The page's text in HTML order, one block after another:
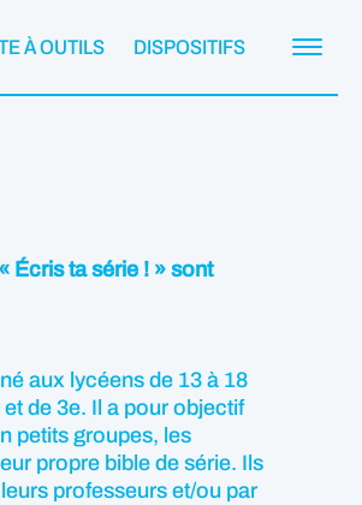
À OUTILS DISPOSITIFS
Écris ta série ! » sont
aux lycéens de 13 à 18
de 3e. Il a pour objectif
petits groupes, les
propre bible de série. Ils
professeurs et/ou par